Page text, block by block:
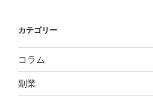
カテゴリー
コラム
副業